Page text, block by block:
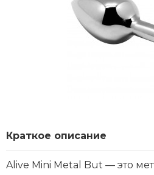
Краткое описание
Alive Mini Metal But — это